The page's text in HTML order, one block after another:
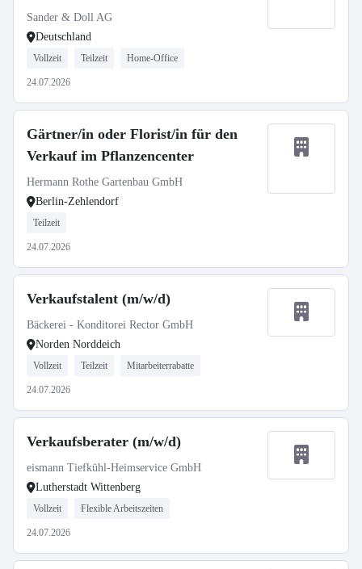
Sander & Doll AG
Deutschland
Vollzeit Teilzeit Home-Office
24.07.2026
Gärtner/in oder Florist/in für den
Verkauf im Pflanzencenter
Hermann Rothe Gartenbau GmbH
Berlin-Zehlendorf
Teilzeit
24.07.2026
Verkaufstalent (m/w/d)
Bäckerei - Konditorei Rector GmbH
Norden Norddeich
Vollzeit Teilzeit Mitarbeiterrabatte
24.07.2026
Verkaufsberater (m/w/d)
eismann Tiefkühl-Heimservice GmbH
Lutherstadt Wittenberg
Vollzeit Flexible Arbeitszeiten
24.07.2026